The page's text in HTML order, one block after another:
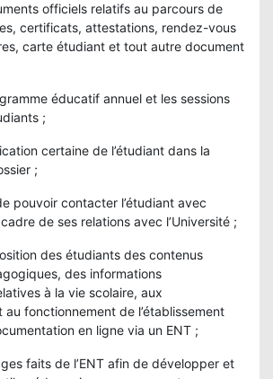
officiels relatifs au parcours de
certificats, attestations, rendez-vous
carte étudiant et tout autre document
éducatif annuel et les sessions
;
certaine de l’étudiant dans la
;
pouvoir contacter l’étudiant avec
de ses relations avec l’Université ;
des étudiants des contenus
des informations
à la vie scolaire, aux
au fonctionnement de l’établissement
en ligne via un ENT ;
faits de l’ENT afin de développer et